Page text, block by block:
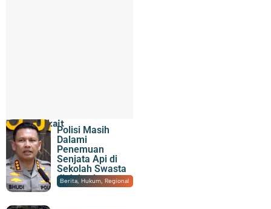
Topik Terkait
Polisi Masih
Dalami
Penemuan
Senjata Api di
Sekolah Swasta
di Jaksel
07/08/2026|22:07
Berita,Hukum,Regional